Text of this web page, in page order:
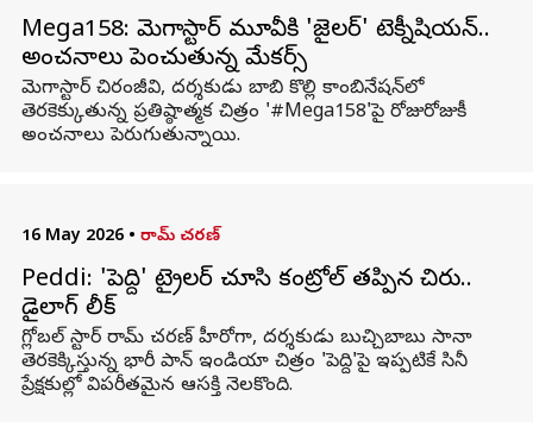
Mega158: మెగాస్టార్ మూవీకి 'జైలర్' టెక్నీషియన్..
అంచనాలు పెంచుతున్న మేకర్స్
మెగాస్టార్ చిరంజీవి, దర్శకుడు బాబి కొల్లి కాంబినేషన్‌లో
తెరకెక్కుతున్న ప్రతిష్ఠాత్మక చిత్రం '#Mega158'పై రోజురోజుకీ
అంచనాలు పెరుగుతున్నాయి.
16 May 2026 • రామ్ చరణ్
Peddi: 'పెద్ది' ట్రైలర్ చూసి కంట్రోల్ తప్పిన చిరు..
డైలాగ్ లీక్
గ్లోబల్ స్టార్ రామ్ చరణ్ హీరోగా, దర్శకుడు బుచ్చిబాబు సానా
తెరకెక్కిస్తున్న భారీ పాన్ ఇండియా చిత్రం 'పెద్ది'పై ఇప్పటికే సినీ
ప్రేక్షకుల్లో విపరీతమైన ఆసక్తి నెలకొంది.